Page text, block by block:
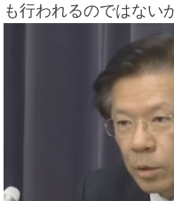
も行われるのではない